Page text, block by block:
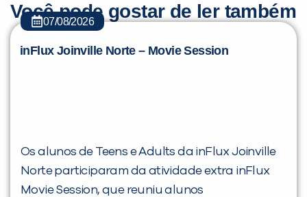
Você pode gostar de ler também
07/08/2026
inFlux Joinville Norte – Movie Session
Os alunos de Teens e Adults da inFlux Joinville
Norte participaram da atividade extra inFlux
Movie Session, que reuniu alunos
Sim Não
VOLTAR